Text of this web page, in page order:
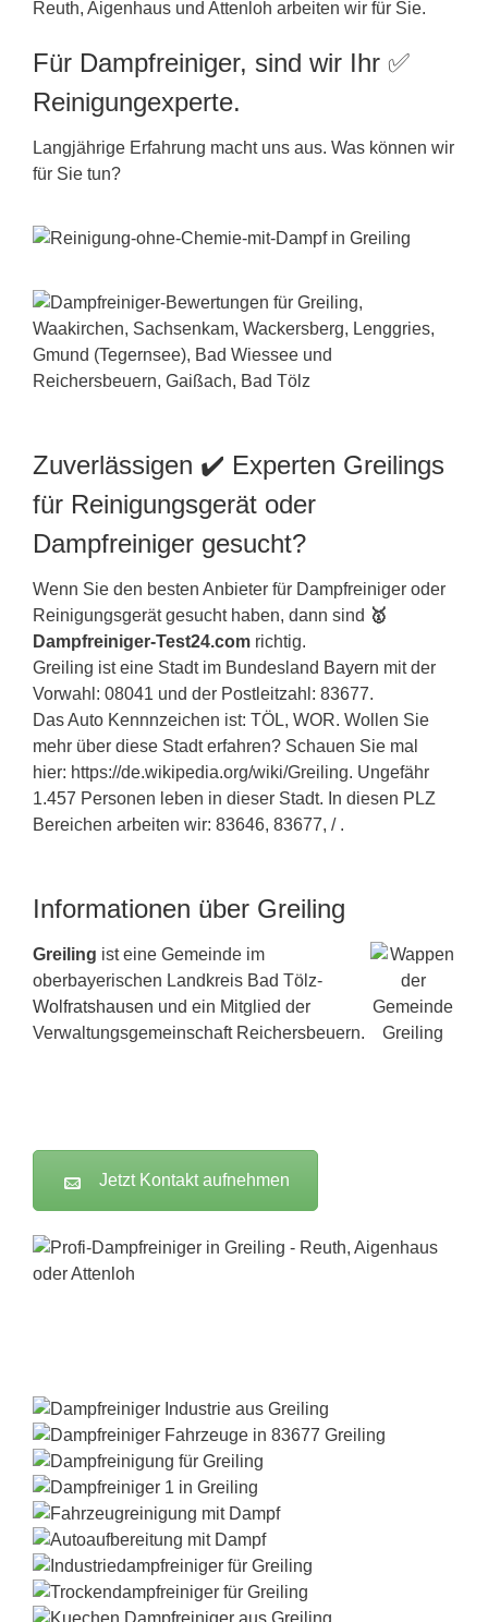
Reuth, Aigenhaus und Attenloh arbeiten wir für Sie.
Für Dampfreiniger, sind wir Ihr ✅
Reinigungexperte.
Langjährige Erfahrung macht uns aus. Was können wir
für Sie tun?
Zuverlässigen ✔️ Experten Greilings
für Reinigungsgerät oder
Dampfreiniger gesucht?
Wenn Sie den besten Anbieter für Dampfreiniger oder
Reinigungsgerät gesucht haben, dann sind 🥇
Dampfreiniger-Test24.com richtig.
Greiling ist eine Stadt im Bundesland Bayern mit der
Vorwahl: 08041 und der Postleitzahl: 83677.
Das Auto Kennnzeichen ist: TÖL, WOR. Wollen Sie
mehr über diese Stadt erfahren? Schauen Sie mal
hier: https://de.wikipedia.org/wiki/Greiling. Ungefähr
1.457 Personen leben in dieser Stadt. In diesen PLZ
Bereichen arbeiten wir: 83646, 83677, / .
Informationen über Greiling
Greiling ist eine Gemeinde im
oberbayerischen Landkreis Bad Tölz-
Wolfratshausen und ein Mitglied der
Verwaltungsgemeinschaft Reichersbeuern.
Jetzt Kontakt aufnehmen